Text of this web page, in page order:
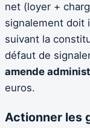
net (loyer +
signalement doit
suivant la
défaut de
amende
euros.
Actionner les